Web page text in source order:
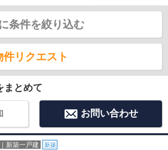
条件を絞り込む
件リクエスト
まとめて
お問い合わせ
新築一戸建 新築